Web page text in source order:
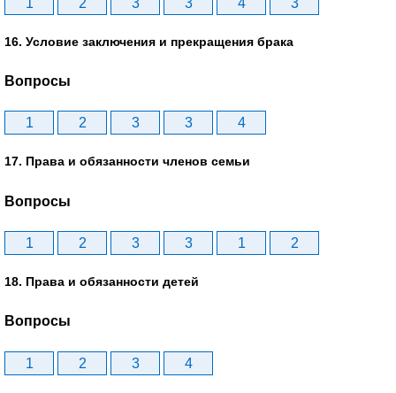
1 2 3 3 4 3
16. Условие заключения и прекращения брака
Вопросы
1 2 3 3 4
17. Права и обязанности членов семьи
Вопросы
1 2 3 3 1 2
18. Права и обязанности детей
Вопросы
1 2 3 4